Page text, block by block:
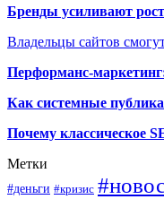
Бренды усиливают
Владельцы сайтов
Перформанс-
Как системные
Почему классическое
Метки
#деньги #кризис